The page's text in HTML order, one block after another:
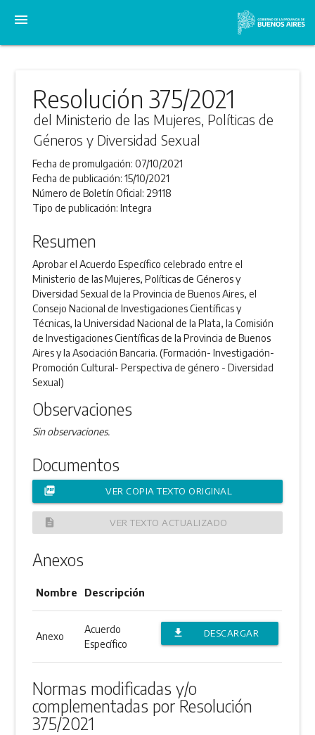
menu
Resolución 375/2021
del Ministerio de las Mujeres, Políticas de
Géneros y Diversidad Sexual
Fecha de promulgación:07/10/2021
Fecha de publicación:15/10/2021
Número de Boletín Oficial: 29118
Tipo de publicación:Integra
Resumen
Aprobar el Acuerdo Específico celebrado entre el
Ministerio de las Mujeres, Políticas de Géneros y
Diversidad Sexual de la Provincia de Buenos Aires, el
Consejo Nacional de Investigaciones Científicas y
Técnicas, la Universidad Nacional de la Plata, la Comisión
de Investigaciones Científicas de la Provincia de Buenos
Aires y la Asociación Bancaria. (Formación- Investigación-
Promoción Cultural- Perspectiva de género - Diversidad
Sexual)
Observaciones
Sin observaciones.
Documentos
picture_as_pdf VER COPIA TEXTO ORIGINAL
description VER TEXTO ACTUALIZADO
Anexos
Nombre Descripción
Anexo
Acuerdo
Específico
file_download
DESCARGAR
Normas modificadas y/o
complementadas por Resolución
375/2021